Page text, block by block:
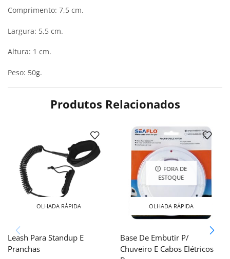
Comprimento: 7,5 cm.
Largura: 5,5 cm.
Altura: 1 cm.
Peso: 50g.
Produtos Relacionados
OLHADA RÁPIDA
Leash Para Standup E
Pranchas
FORA DE
ESTOQUE
OLHADA RÁPIDA
Base De Embutir P/
Chuveiro E Cabos Elétricos